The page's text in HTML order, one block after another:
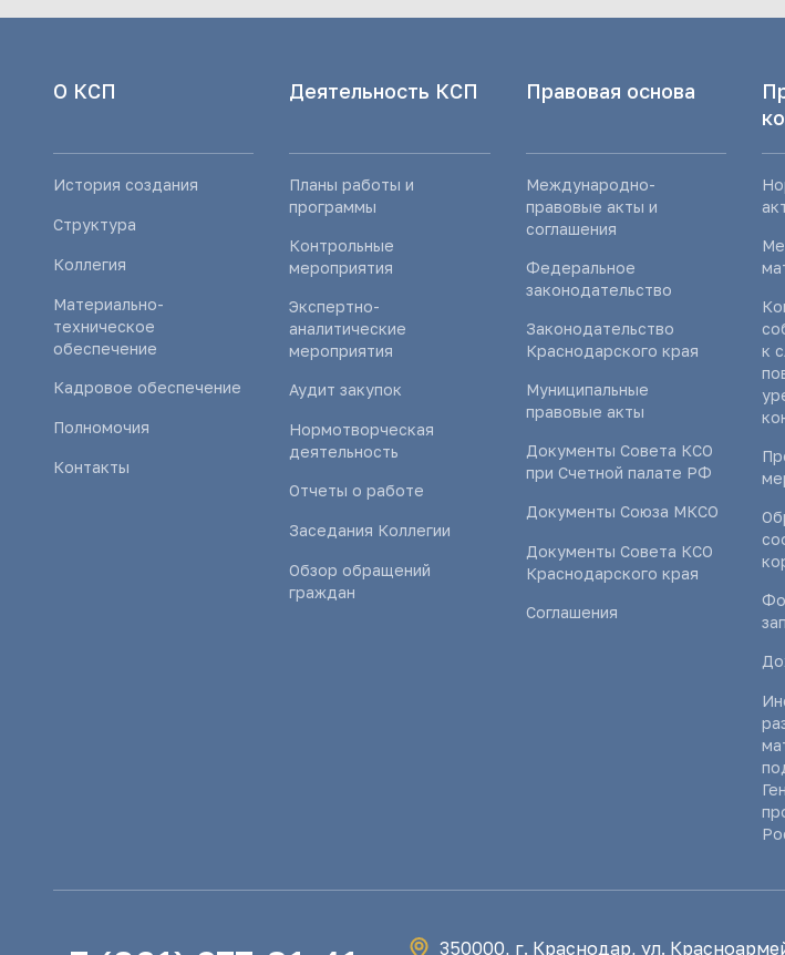
О КСП
История создания
Структура
Коллегия
Материально-
техническое
обеспечение
Кадровое обеспечение
Полномочия
Контакты
Деятельность КСП
Планы работы и
программы
Контрольные
мероприятия
Экспертно-
аналитические
мероприятия
Аудит закупок
Нормотворческая
деятельность
Отчеты о работе
Заседания Коллегии
Обзор обращений
граждан
Правовая основа
Международно-
правовые акты и
соглашения
Федеральное
законодательство
Законодательство
Краснодарского края
Муниципальные
правовые акты
Документы Совета КСО
при Счетной палате РФ
Документы Союза МКСО
Документы Совета КСО
Краснодарского края
Соглашения
к
350000, г. Краснодар, ул.